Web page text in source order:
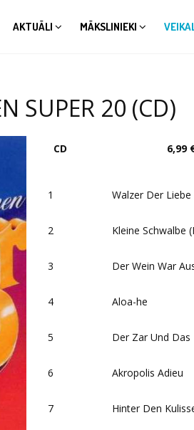
AKTUĀLI MĀKSLINIEKI
SUPER 20 (CD)
CD 6,99
1 Walzer Der Liebe
2 Kleine Schwalbe
3 Der Wein War
4 Aloa-he
5 Der Zar Und Das
6 Akropolis Adieu
7 Hinter Den